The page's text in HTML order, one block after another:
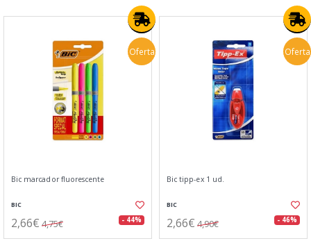
Oferta
Bic marcador fluorescente
BIC
2,66€ 4,75€ - 44%
Oferta
Bic tipp-ex 1 ud.
BIC
2,66€ 4,90€ - 46%